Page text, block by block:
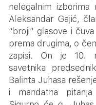
nelegalnim
Aleksandar Gajić,
“broji” glasove i
prema drugima, o
zapisi. On je 10.
savetnika
Balinta Juhasa
i mandatna